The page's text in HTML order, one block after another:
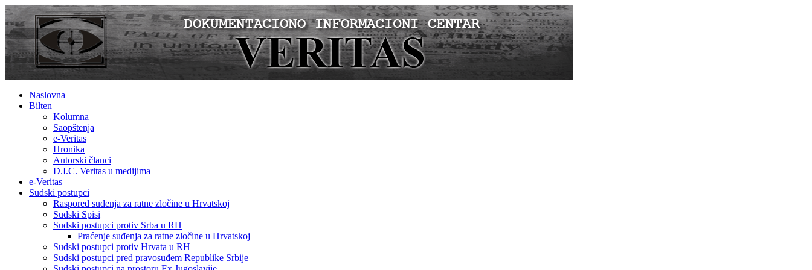
Naslovna
Bilten
Kolumna
Saopštenja
e-Veritas
Hronika
Autorski članci
D.I.C. Veritas u medijima
e-Veritas
Sudski postupci
Raspored suđenja za ratne zločine u Hrvatskoj
Sudski Spisi
Sudski postupci protiv Srba u RH
Praćenje suđenja za ratne zločine u Hrvatskoj
Sudski postupci protiv Hrvata u RH
Sudski postupci pred pravosuđem Republike Srbije